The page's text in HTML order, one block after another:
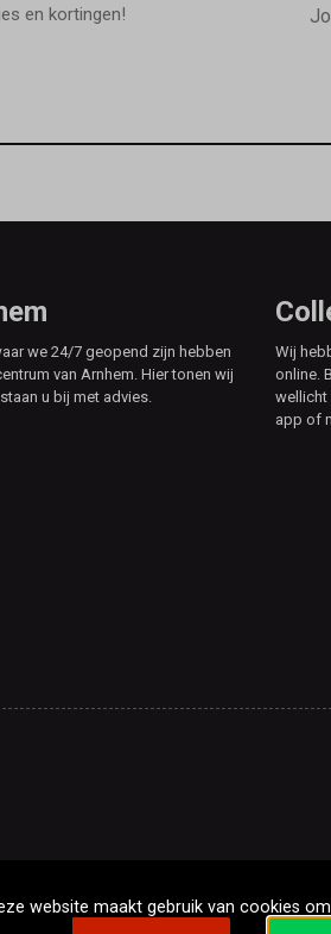
en kortingen!
we 24/7 geopend zijn hebben
van Arnhem. Hier tonen wij
u bij met advies.
Wij
online.
wellicht
app of
website maakt gebruik van cookies